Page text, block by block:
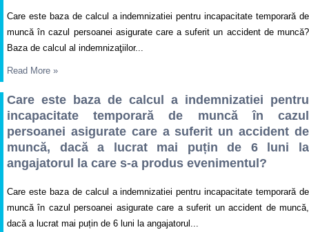
Care este baza de calcul a indemnizatiei pentru incapacitate temporară de
muncă în cazul persoanei asigurate care a suferit un accident de muncă?
Baza de calcul al indemnizaţiilor...
Read More »
Care este baza de calcul a indemnizatiei pentru
incapacitate temporară de muncă în cazul
persoanei asigurate care a suferit un accident de
muncă, dacă a lucrat mai puțin de 6 luni la
angajatorul la care s-a produs evenimentul?
Care este baza de calcul a indemnizatiei pentru incapacitate temporară de
muncă în cazul persoanei asigurate care a suferit un accident de muncă,
dacă a lucrat mai puțin de 6 luni la angajatorul...